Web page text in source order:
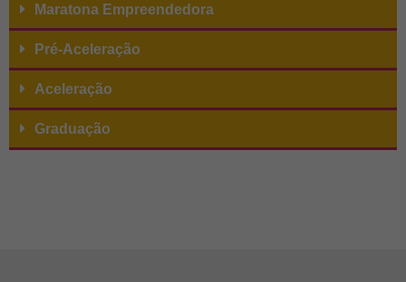
Maratona Empreendedora
Pré-Aceleração
Aceleração
Graduação